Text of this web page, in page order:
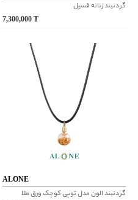
گردنبند زنانه فسیل
7,300,000
ALONE
گردنبند الون مدل توپی کوچک ورق طلا